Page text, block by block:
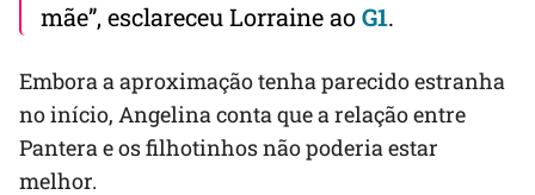
mãe”, esclareceu Lorraine aoG1.
Embora a aproximação tenha parecido estranha
no início, Angelina conta que a relação entre
Pantera e os filhotinhos não poderia estar
melhor.